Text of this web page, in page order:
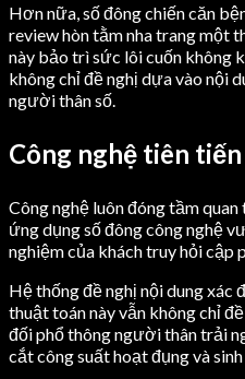
Hơn nữa, số đông chiến căn
review hòn tằm nha trang một
này bảo trì sức lôi cuốn không
không chỉ đề nghị dựa vào nội
người thân số.
Công nghệ tiên
Công nghệ luôn đóng tầm
ứng dụng số đông công nghệ
nghiệm của khách truy hỏi cập
Hệ thống đề nghị nội dung xác
thuật toán này vẫn không chỉ
đối phổ thông người thân trải
cắt công suất hoạt đụng và